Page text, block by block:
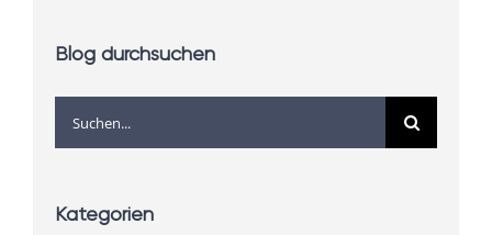
Blog durchsuchen
Suche
nach:
Kategorien